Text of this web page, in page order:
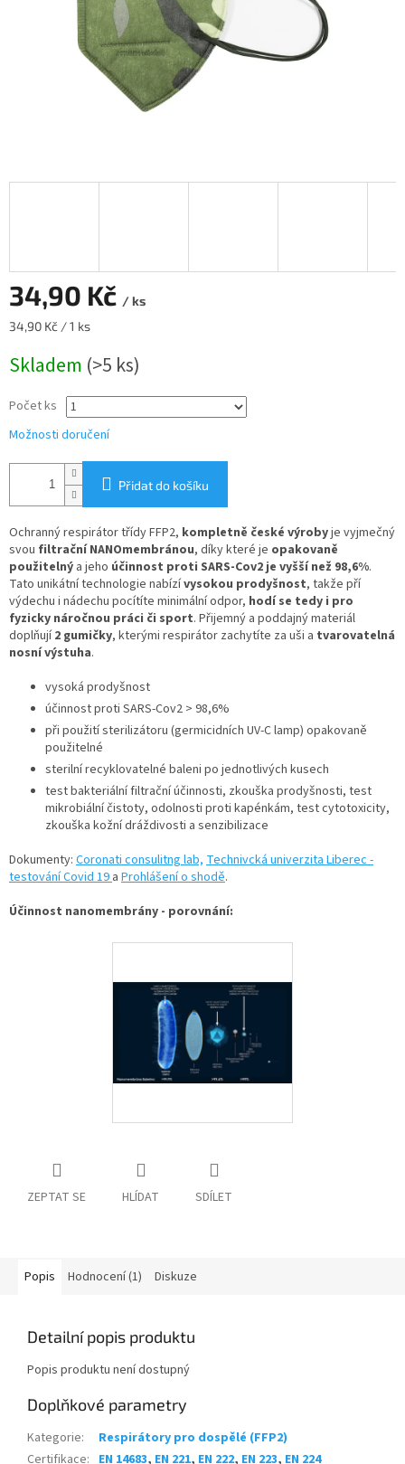
34,90 Kč / ks
Měrná
34,90 Kč / 1 ks
Skladem (>5 ks)
Počet ks
Možnosti doručení
Přidat do košíku
Ochranný respirátor třídy FFP2, kompletně české výrobyje vyjmečný
svou filtrační NANOmembránou, díky které je opakovaně
použitelný a jeho účinnost proti SARS-Cov2 je vyšší než 98,6%.
Tato unikátní technologie nabízívysokou prodyšnost, takže pří
výdechu i nádechu pocítíte minimální odpor, hodí se tedy i pro
fyzicky náročnou práci či sport. Přijemný a poddajný materiál
doplňují2 gumičky, kterými respirátor zachytíte za uši a tvarovatelná
nosní výstuha.
vysoká prodyšnost
účinnost proti SARS-Cov2 > 98,6%
při použití sterilizátoru (germicidních UV-C lamp) opakovaně
použitelné
sterilní recyklovatelné baleni po jednotlivých kusech
test bakteriální filtrační účinnosti, zkouška prodyšnosti, test
mikrobiální čistoty, odolnosti proti kapénkám, test cytotoxicity,
zkouška kožní dráždivosti a senzibilizace
Dokumenty: Coronati consulitng lab, Technivcká univerzita Liberec -
testování Covid 19a Prohlášení o shodě.
Účinnost nanomembrány - porovnání:
ZEPTAT SE HLÍDAT SDÍLET
Popis Hodnocení (1) Diskuze
Detailní popis produktu
Popis produktu není dostupný
Doplňkové parametry
Kategorie:
Respirátory pro dospělé (FFP2)
Certifikace: EN 14683, EN 221, EN 222, EN 223, EN 224